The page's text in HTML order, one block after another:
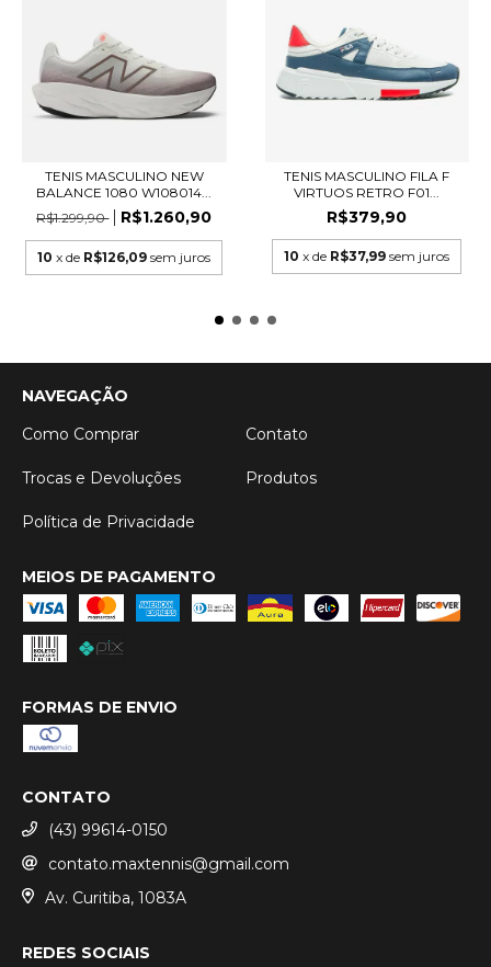
TENIS MASCULINO NEW
BALANCE 1080 W108014...
R$1.299,90
R$1.260,90
10 x de R$126,09 sem juros
TENIS MASCULINO FILA F
VIRTUOS RETRO F01...
R$379,90
10 x de R$37,99 sem juros
NAVEGAÇÃO
Como Comprar
Contato
Trocas e Devoluções Produtos
Política de Privacidade
MEIOS DE PAGAMENTO
FORMAS DE ENVIO
CONTATO
(43) 99614-0150
contato.maxtennis@gmail.com
Av. Curitiba, 1083A
REDES SOCIAIS